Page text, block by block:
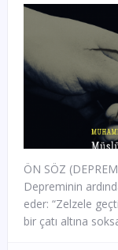
ÖN SÖZ
Depreminin
eder: “Zelzele
bir çatı altına